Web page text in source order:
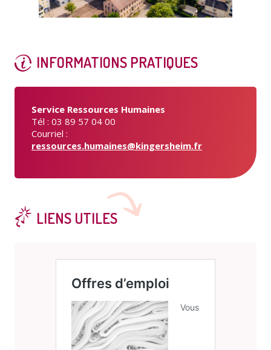
INFORMATIONS PRATIQUES
Service Ressources Humaines
Tél : 03 89 57 04 00
Courriel :
ressources.humaines@kingersheim.fr
LIENS UTILES